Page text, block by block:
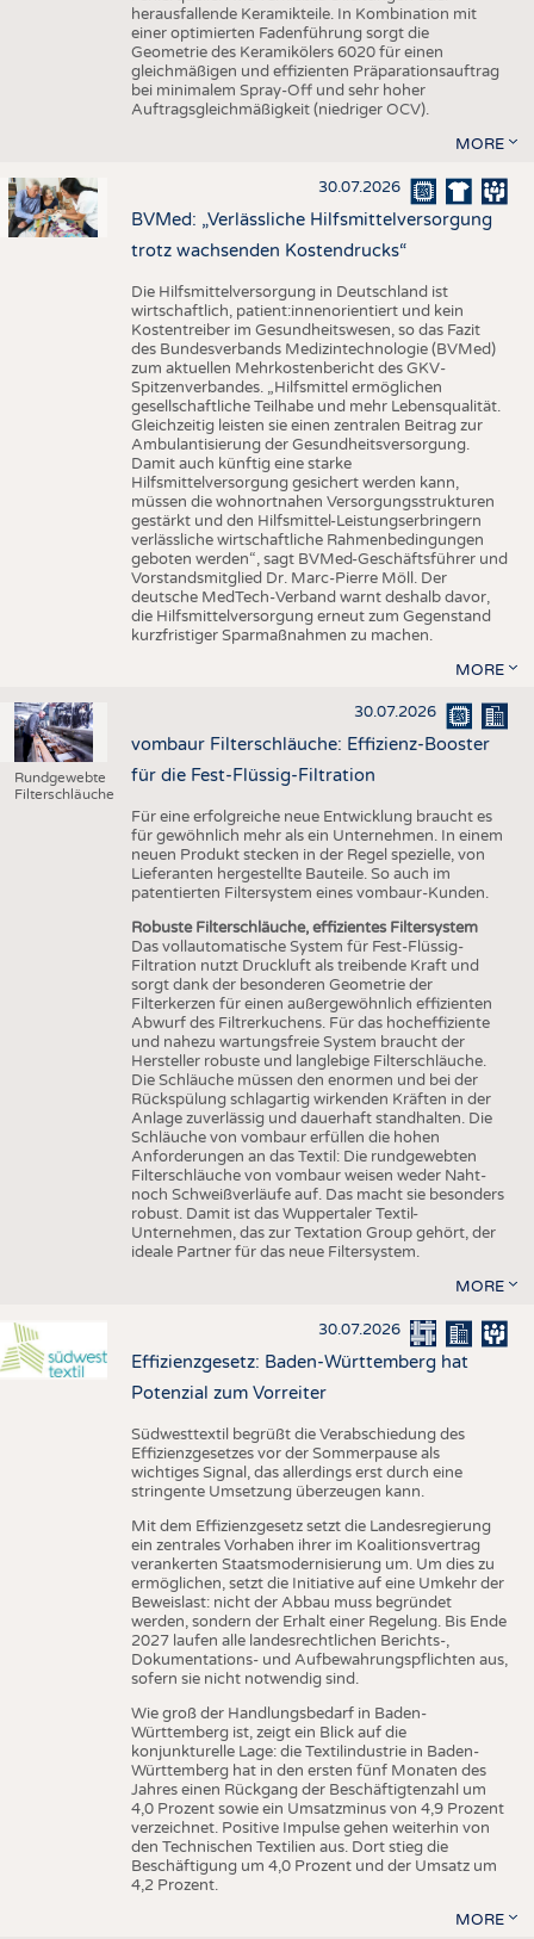
herausfallende Keramikteile. In Kombination mit
einer optimierten Fadenführung sorgt die
Geometrie des Keramikölers 6020 für einen
gleichmäßigen und effizienten Präparationsauftrag
bei minimalem Spray-Off und sehr hoher
Auftragsgleichmäßigkeit (niedriger OCV).
MORE
30.07.2026
BVMed: „Verlässliche Hilfsmittelversorgung
trotz wachsenden Kostendrucks“
Die Hilfsmittelversorgung in Deutschland ist
wirtschaftlich, patient:innenorientiert und kein
Kostentreiber im Gesundheitswesen, so das Fazit
des Bundesverbands Medizintechnologie (BVMed)
zum aktuellen Mehrkostenbericht des GKV-
Spitzenverbandes. „Hilfsmittel ermöglichen
gesellschaftliche Teilhabe und mehr Lebensqualität.
Gleichzeitig leisten sie einen zentralen Beitrag zur
Ambulantisierung der Gesundheitsversorgung.
Damit auch künftig eine starke
Hilfsmittelversorgung gesichert werden kann,
müssen die wohnortnahen Versorgungsstrukturen
gestärkt und den Hilfsmittel-Leistungserbringern
verlässliche wirtschaftliche Rahmenbedingungen
geboten werden“, sagt BVMed-Geschäftsführer und
Vorstandsmitglied Dr. Marc-Pierre Möll. Der
deutsche MedTech-Verband warnt deshalb davor,
die Hilfsmittelversorgung erneut zum Gegenstand
kurzfristiger Sparmaßnahmen zu machen.
MORE
Rundgewebte
Filterschläuche
30.07.2026
vombaur Filterschläuche: Effizienz-Booster
für die Fest-Flüssig-Filtration
Für eine erfolgreiche neue Entwicklung braucht es
für gewöhnlich mehr als ein Unternehmen. In einem
neuen Produkt stecken in der Regel spezielle, von
Lieferanten hergestellte Bauteile. So auch im
patentierten Filtersystem eines vombaur-Kunden.
Robuste Filterschläuche, effizientes Filtersystem
Das vollautomatische System für Fest-Flüssig-
Filtration nutzt Druckluft als treibende Kraft und
sorgt dank der besonderen Geometrie der
Filterkerzen für einen außergewöhnlich effizienten
Abwurf des Filtrerkuchens. Für das hocheffiziente
und nahezu wartungsfreie System braucht der
Hersteller robuste und langlebige Filterschläuche.
Die Schläuche müssen den enormen und bei der
Rückspülung schlagartig wirkenden Kräften in der
Anlage zuverlässig und dauerhaft standhalten. Die
Schläuche von vombaur erfüllen die hohen
Anforderungen an das Textil: Die rundgewebten
Filterschläuche von vombaur weisen weder Naht-
noch Schweißverläufe auf. Das macht sie besonders
robust. Damit ist das Wuppertaler Textil-
Unternehmen, das zur Textation Group gehört, der
ideale Partner für das neue Filtersystem.
MORE
30.07.2026
Effizienzgesetz: Baden-Württemberg hat
Potenzial zum Vorreiter
Südwesttextil begrüßt die Verabschiedung des
Effizienzgesetzes vor der Sommerpause als
wichtiges Signal, das allerdings erst durch eine
stringente Umsetzung überzeugen kann.
Mit dem Effizienzgesetz setzt die Landesregierung
ein zentrales Vorhaben ihrer im Koalitionsvertrag
verankerten Staatsmodernisierung um. Um dies zu
ermöglichen, setzt die Initiative auf eine Umkehr der
Beweislast: nicht der Abbau muss begründet
werden, sondern der Erhalt einer Regelung. Bis Ende
2027 laufen alle landesrechtlichen Berichts-,
Dokumentations- und Aufbewahrungspflichten aus,
sofern sie nicht notwendig sind.
Wie groß der Handlungsbedarf in Baden-
Württemberg ist, zeigt ein Blick auf die
konjunkturelle Lage: die Textilindustrie in Baden-
Württemberg hat in den ersten fünf Monaten des
Jahres einen Rückgang der Beschäftigtenzahl um
4,0 Prozent sowie ein Umsatzminus von 4,9 Prozent
verzeichnet. Positive Impulse gehen weiterhin von
den Technischen Textilien aus. Dort stieg die
Beschäftigung um 4,0 Prozent und der Umsatz um
4,2 Prozent.
MORE